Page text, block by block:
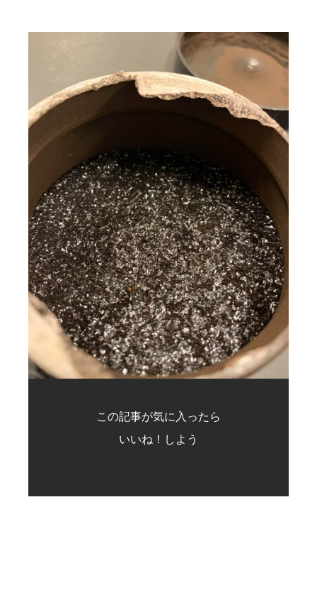
この記事が気に入ったら
いいね！しよう